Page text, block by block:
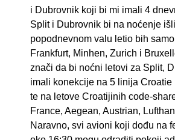
i Dubrovnik koji bi mi imali 4
Split i Dubrovnik bi na noćenje
popodnevnom valu letio bih
Frankfurt, Minhen, Zurich i
znači da bi noćni letovi za Split,
imali konekcije na 5 linija Croatie
te na letove Croatijinih code-
France, Aegean, Austrian,
Naravno, svi avioni koji dođu na